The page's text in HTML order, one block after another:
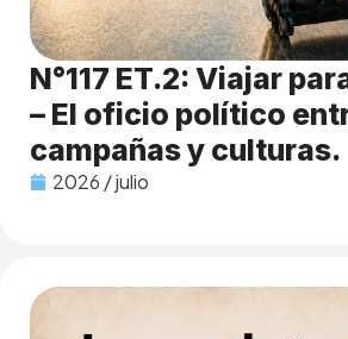
N°117 ET.2: Viajar
– El oficio político
campañas y culturas.
2026 / julio